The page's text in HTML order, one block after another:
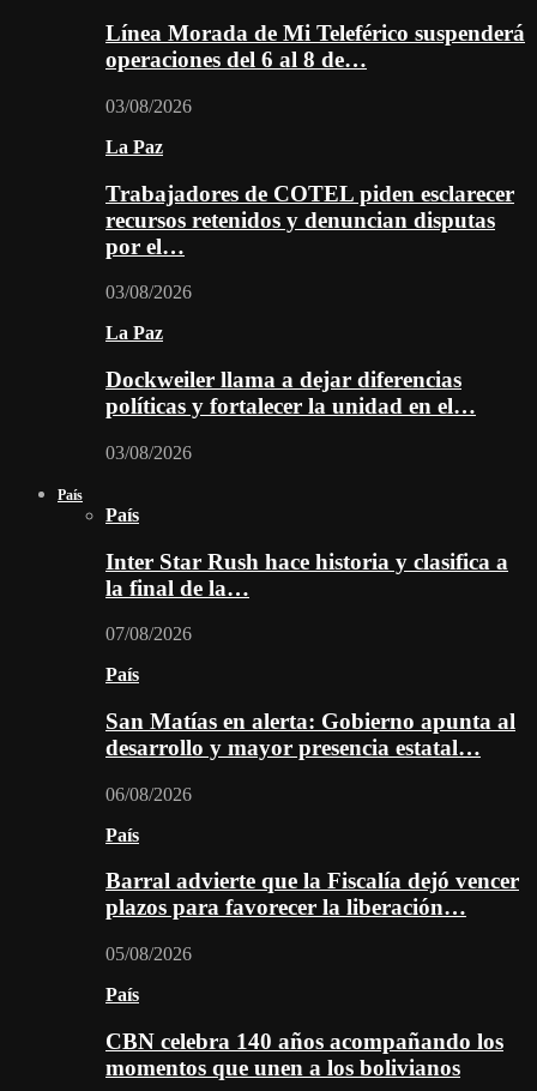
Línea Morada de Mi Teleférico suspenderá
operaciones del 6 al 8 de…
03/08/2026
La Paz
Trabajadores de COTEL piden esclarecer
recursos retenidos y denuncian disputas
por el…
03/08/2026
La Paz
Dockweiler llama a dejar diferencias
políticas y fortalecer la unidad en el…
03/08/2026
País
País
Inter Star Rush hace historia y clasifica a
la final de la…
07/08/2026
País
San Matías en alerta: Gobierno apunta al
desarrollo y mayor presencia estatal…
06/08/2026
País
Barral advierte que la Fiscalía dejó vencer
plazos para favorecer la liberación…
05/08/2026
País
CBN celebra 140 años acompañando los
momentos que unen a los bolivianos